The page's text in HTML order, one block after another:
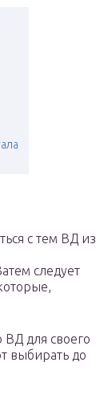
с тем ВД из
следует
ВД для своего
выбирать до